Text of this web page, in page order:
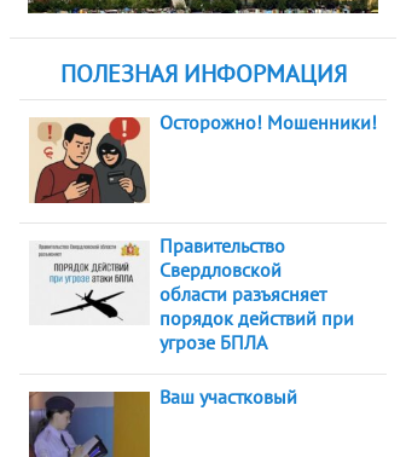
ПОЛЕЗНАЯ ИНФОРМАЦИЯ
Осторожно! Мошенники!
Правительство
Свердловской
области разъясняет
порядок действий при
угрозе БПЛА
Ваш участковый